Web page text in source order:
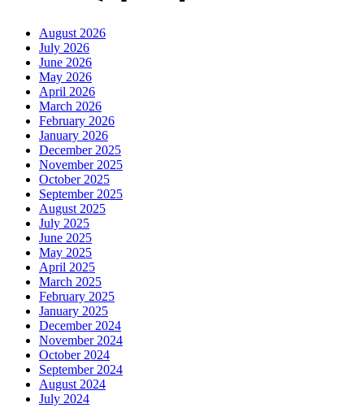
August 2026
July 2026
June 2026
May 2026
April 2026
March 2026
February 2026
January 2026
December 2025
November 2025
October 2025
September 2025
August 2025
July 2025
June 2025
May 2025
April 2025
March 2025
February 2025
January 2025
December 2024
November 2024
October 2024
September 2024
August 2024
July 2024